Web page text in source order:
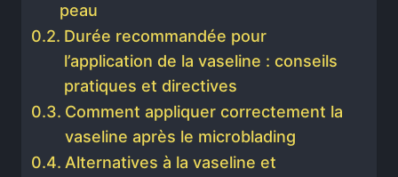
peau
Durée recommandée pour
l’application de la vaseline : conseils
pratiques et directives
Comment appliquer correctement la
vaseline après le microblading
Alternatives à la vaseline et